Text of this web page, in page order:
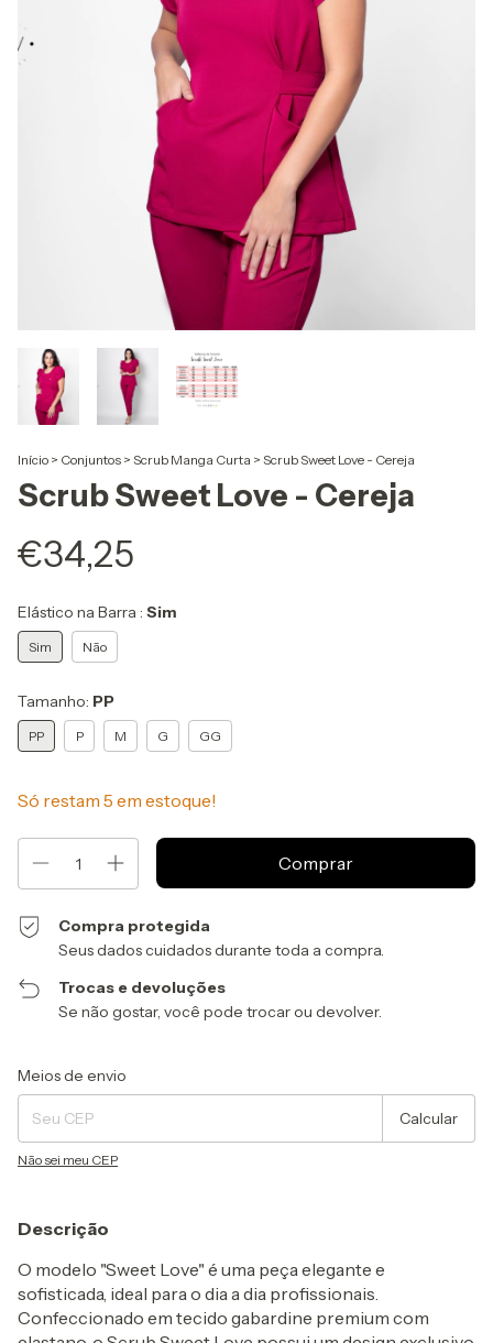
Início > Conjuntos > Scrub Manga Curta > Scrub Sweet Love - Cereja
Scrub Sweet Love - Cereja
€34,25
Elástico na Barra : Sim
Sim Não
Tamanho: PP
PP P M G GG
Só restam 5 em estoque!
Compra protegida
Seus dados cuidados durante toda a compra.
Trocas e devoluções
Se não gostar, você pode trocar ou devolver.
Entregas para o CEP:
Meios de envio
Calcular
Não sei meu CEP
Descrição
O modelo "Sweet Love" é uma peça elegante e
sofisticada, ideal para o dia a dia profissionais.
Confeccionado em tecido gabardine premium com